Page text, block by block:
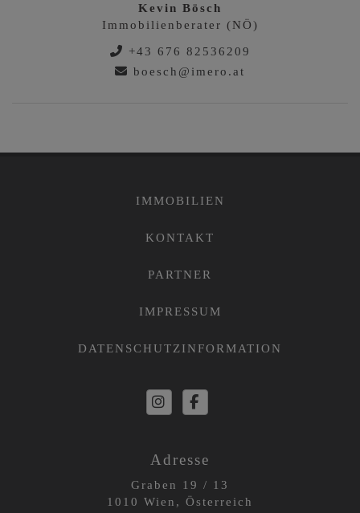
Kevin Bösch
Immobilienberater (NÖ)
+43 676 82536209
boesch@imero.at
IMMOBILIEN
KONTAKT
PARTNER
IMPRESSUM
DATENSCHUTZINFORMATION
Adresse
Graben 19 / 13
1010 Wien, Österreich